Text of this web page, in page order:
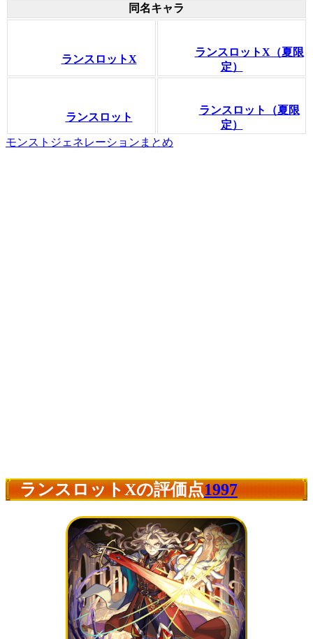
同名キャラ
ランスロットX
ランスロットX（夏限
定）
ランスロット
ランスロット（夏限
定）
モンストジェネレーションまとめ
ランスロットXの評価点1997